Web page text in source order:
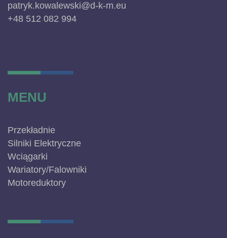
patryk.kowalewski@d-k-m.eu
+48 512 082 994
MENU
Przekładnie
Silniki Elektryczne
Wciągarki
Wariatory/Falowniki
Motoreduktory